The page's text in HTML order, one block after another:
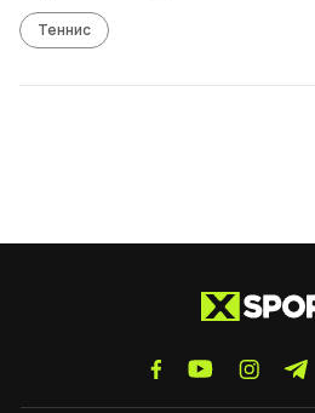
Теннис